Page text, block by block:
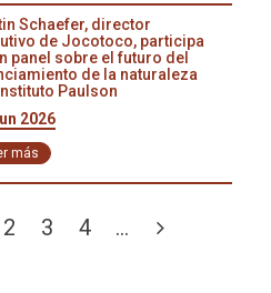
Schaefer, director
de Jocotoco, participa
panel sobre el futuro del
de la naturaleza
Paulson
2026
más
2 3 4 ...